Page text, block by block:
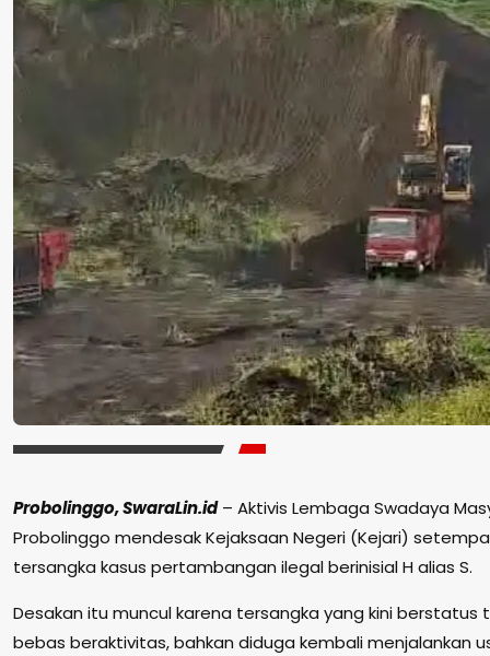
Probolinggo, SwaraLin.id – Aktivis Lembaga Swadaya
Probolinggo mendesak Kejaksaan Negeri (Kejari)
tersangka kasus pertambangan ilegal berinisial H alias S.
Desakan itu muncul karena tersangka yang kini
bebas beraktivitas, bahkan diduga kembali menjalankan